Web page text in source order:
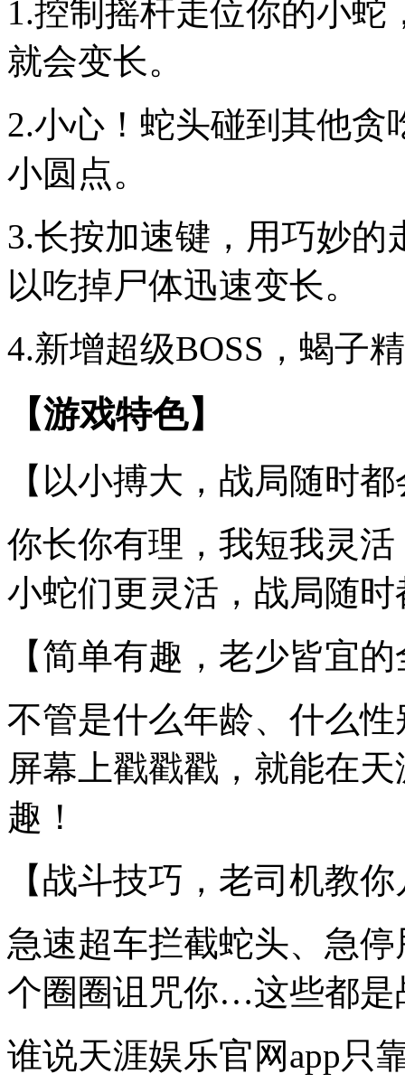
1.控制摇杆走位你的小
就会变长。
2.小心！蛇头碰到其他
小圆点。
3.长按加速键，用巧妙
以吃掉尸体迅速变长。
4.新增超级BOSS，蝎子
【游戏特色】
【以小搏大，战局随时
你长你有理，我短我灵
小蛇们更灵活，战局随
【简单有趣，老少皆宜
不管是什么年龄、什么
屏幕上戳戳戳，就能在
趣！
【战斗技巧，老司机教
急速超车拦截蛇头、急
个圈圈诅咒你…这些都是
谁说天涯娱乐官网app只